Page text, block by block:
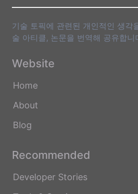
기술 토픽에 관련된 개인적인 생각
술 아티클, 논문을 번역해 공유합니
Website
Home
About
Blog
Recommended
Developer Stories